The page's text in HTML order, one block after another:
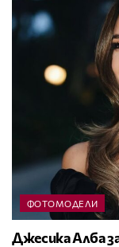
ФОТОМОДЕЛИ
Джесика Алба